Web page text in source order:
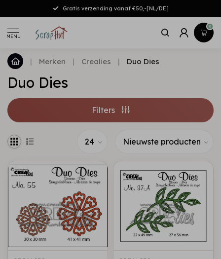
Gratis verzending vanaf €50,-[NL/DE]
MENU
0
| Merken | Crealies | Duo Dies
Duo Dies
Filters